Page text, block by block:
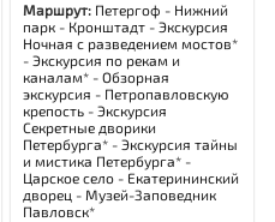
Маршрут: Петергоф - Нижний
парк - Кронштадт - Экскурсия
Ночная с разведением мостов*
- Экскурсия по рекам и
каналам* - Обзорная
экскурсия - Петропавловскую
крепость - Экскурсия
Секретные дворики
Петербурга* - Экскурсия тайны
и мистика Петербурга* -
Царское село - Екатерининский
дворец - Музей-Заповедник
Павловск*